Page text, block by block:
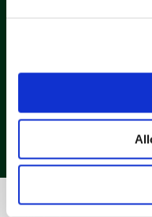
acceder a
VISITAR EL